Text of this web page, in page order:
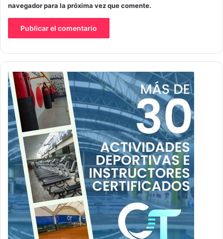
navegador para la próxima vez que comente.